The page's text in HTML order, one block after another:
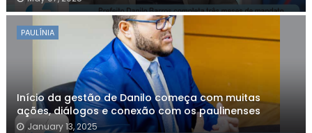
PAULÍNIA
Início da gestão de Danilo começa com muitas
ações, diálogos e conexão com os paulinenses
January 13, 2025